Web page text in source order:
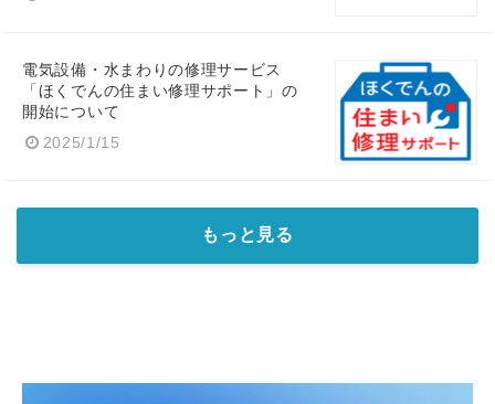
電気設備・水まわりの修理サービス
「ほくでんの住まい修理サポート」の
開始について
2025/1/15
もっと見る